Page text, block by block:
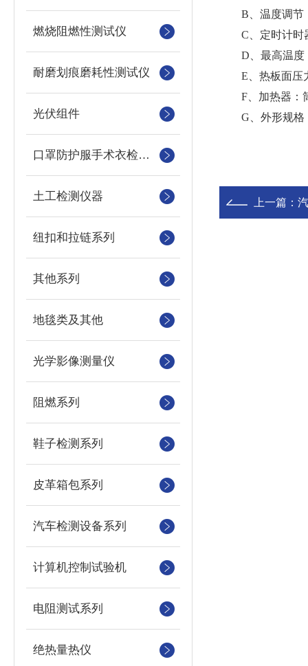
燃烧阻燃性测试仪
耐磨划痕磨耗性测试仪
光伏组件
口罩防护服手术衣检测设备
土工检测仪器
纽扣和拉链系列
其他系列
地毯类及其他
光学影像测量仪
阻燃系列
鞋子检测系列
皮革箱包系列
汽车检测设备系列
计算机控制试验机
电阻测试系列
绝热量热仪
B、温度调节：
C、定时计时
D、最高温度
E、热板面压力
F、加热器：筒
G、外形规格：
上一篇：